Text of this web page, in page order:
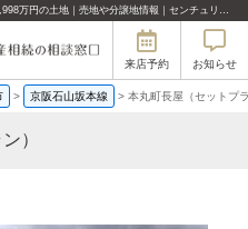
本丸町長屋（セットプラン） 滋賀県大津市本丸町｜8,998万円の土地｜売地や分譲地情報｜センチュリー21sublime不動産販売
来店予約 お知らせ
> 京阪石山坂本線 > 本丸町長屋（セットプ
）